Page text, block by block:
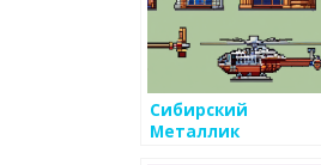
Сибирский
Металлик